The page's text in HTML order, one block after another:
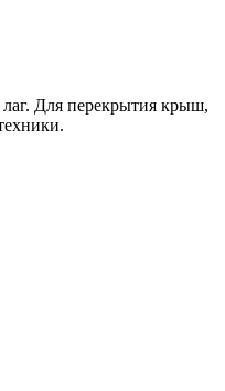
Для перекрытия крыш,